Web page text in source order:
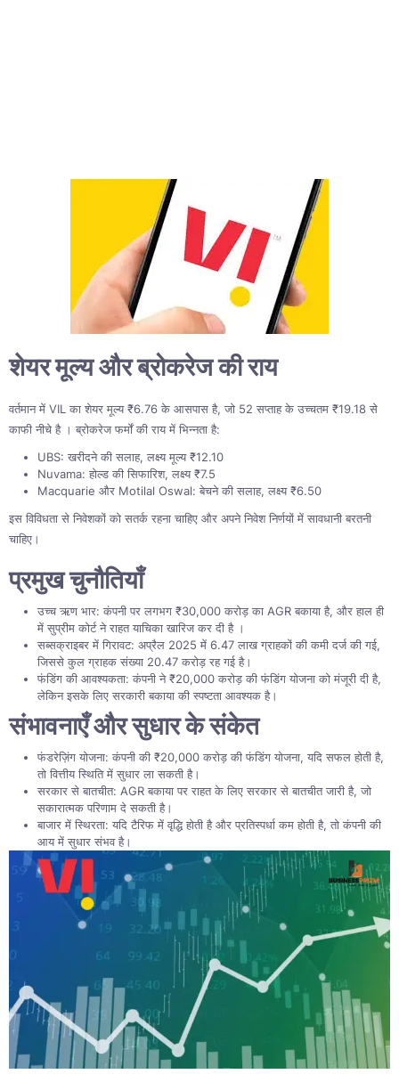
शेयर मूल्य और ब्रोकरेज की राय
वर्तमान में VIL का शेयर मूल्य ₹6.76 के आसपास है, जो 52 सप्ताह के उच्चतम ₹19.18 से
काफी नीचे है । ब्रोकरेज फर्मों की राय में भिन्नता है:
UBS: खरीदने की सलाह, लक्ष्य मूल्य ₹12.10
Nuvama: होल्ड की सिफारिश, लक्ष्य ₹7.5
Macquarie और Motilal Oswal: बेचने की सलाह, लक्ष्य ₹6.50
इस विविधता से निवेशकों को सतर्क रहना चाहिए और अपने निवेश निर्णयों में सावधानी बरतनी
चाहिए।
प्रमुख चुनौतियाँ
उच्च ऋण भार: कंपनी पर लगभग ₹30,000 करोड़ का AGR बकाया है, और हाल ही
में सुप्रीम कोर्ट ने राहत याचिका खारिज कर दी है ।
सब्सक्राइबर में गिरावट: अप्रैल 2025 में 6.47 लाख ग्राहकों की कमी दर्ज की गई,
जिससे कुल ग्राहक संख्या 20.47 करोड़ रह गई है।
फंडिंग की आवश्यकता: कंपनी ने ₹20,000 करोड़ की फंडिंग योजना को मंजूरी दी है,
लेकिन इसके लिए सरकारी बकाया की स्पष्टता आवश्यक है।
संभावनाएँ और सुधार के संकेत
फंडरेज़िंग योजना: कंपनी की ₹20,000 करोड़ की फंडिंग योजना, यदि सफल होती है,
तो वित्तीय स्थिति में सुधार ला सकती है।
सरकार से बातचीत: AGR बकाया पर राहत के लिए सरकार से बातचीत जारी है, जो
सकारात्मक परिणाम दे सकती है।
बाजार में स्थिरता: यदि टैरिफ में वृद्धि होती है और प्रतिस्पर्धा कम होती है, तो कंपनी की
आय में सुधार संभव है।